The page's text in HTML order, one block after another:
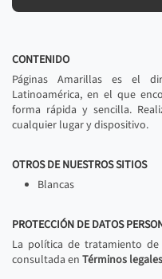
CONTENIDO
Páginas Amarillas es el
Latinoamérica, en el que
forma rápida y sencilla.
cualquier lugar y dispositivo.
OTROS DE NUESTROS SITIOS
Blancas
PROTECCIÓN DE DATOS
La política de tratamiento
consultada en Términos legales